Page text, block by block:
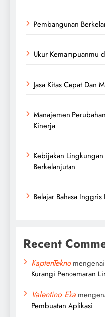
Pembangunan
Ukur Kemampuanmu
Jasa Kitas Cepat Dan
Manajemen
Kinerja
Kebijakan
Berkelanjutan
Belajar Bahasa Inggris
Recent
KaptenTeknomengenai
Kurangi Pencemaran
Valentino Eka
Pembuatan Aplikasi